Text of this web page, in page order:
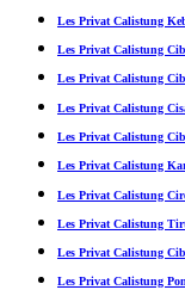
Les Privat Calistung
Les Privat Calistung
Les Privat Calistung
Les Privat Calistung
Les Privat Calistung
Les Privat Calistung
Les Privat Calistung
Les Privat Calistung
Les Privat Calistung
Les Privat Calistung